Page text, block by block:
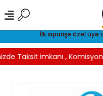
İlk siparişe özel
Taksit imkanı , Komisyon